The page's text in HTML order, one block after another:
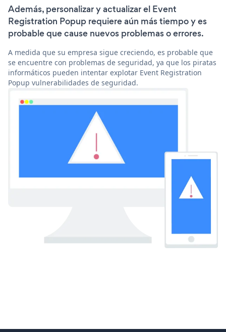
Además, personalizar y actualizar el Event
Registration Popup requiere aún más tiempo y es
probable que cause nuevos problemas o errores.
A medida que su empresa sigue creciendo, es probable que
se encuentre con problemas de seguridad, ya que los piratas
informáticos pueden intentar explotar Event Registration
Popup vulnerabilidades de seguridad.